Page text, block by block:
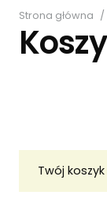
Strona główna /
Twój